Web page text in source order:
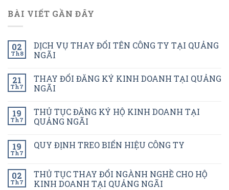
BÀI VIẾT GẦN ĐÂY
02
Th8
DỊCH VỤ THAY ĐỔI TÊN CÔNG TY TẠI QUẢNG
NGÃI
21
Th7
THAY ĐỔI ĐĂNG KÝ KINH DOANH TẠI QUẢNG
NGÃI
19
Th7
THỦ TỤC ĐĂNG KÝ HỘ KINH DOANH TẠI
QUẢNG NGÃI
19
Th7
QUY ĐỊNH TREO BIỂN HIỆU CÔNG TY
02
Th7
THỦ TỤC THAY ĐỔI NGÀNH NGHỀ CHO HỘ
KINH DOANH TẠI QUẢNG NGÃI